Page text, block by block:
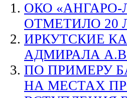
ОКО
ОТМЕТИЛО 20
ИРКУТСКИЕ
АДМИРАЛА
ПО ПРИМЕРУ
НА МЕСТАХ